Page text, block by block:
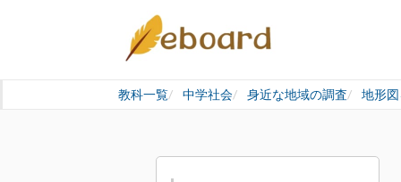
教科一覧 中学社会 身近な地域の調査 地形